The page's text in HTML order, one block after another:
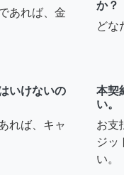
あれば、金
か？
どな
いけないの
れば、キャ
本契
い。
お支
ジッ
い。